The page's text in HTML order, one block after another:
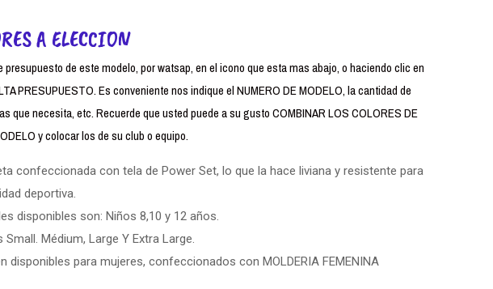
A ELECCION
presupuesto de este modelo, por watsap, en el icono que esta mas abajo, o haciendo clic en
PRESUPUESTO. Es conveniente nos indique el NUMERO DE MODELO, la cantidad de
que necesita, etc. Recuerde que usted puede a su gusto COMBINAR LOS COLORES DE
y colocar los de su club o equipo.
confeccionada con tela de Power Set, lo que la hace liviana y resistente para
deportiva.
disponibles son: Niños 8,10 y 12 años.
Small. Médium, Large Y Extra Large.
disponibles para mujeres, confeccionados con MOLDERIA FEMENINA